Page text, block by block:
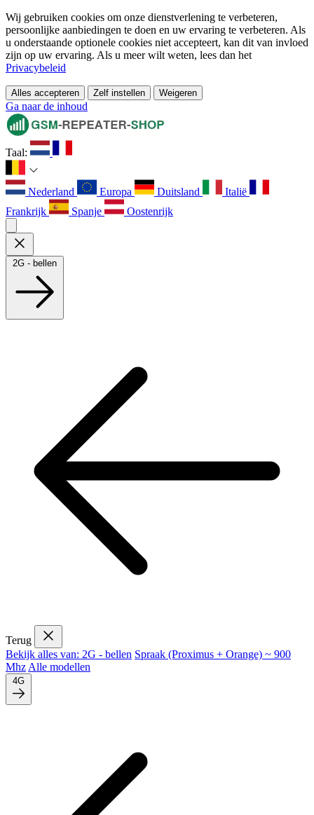
Wij gebruiken cookies om onze dienstverlening te verbeteren,
persoonlijke aanbiedingen te doen en uw ervaring te verbeteren. Als
u onderstaande optionele cookies niet accepteert, kan dit van invloed
zijn op uw ervaring. Als u meer wilt weten, lees dan het
Privacybeleid
Alles accepteren Zelf instellen Weigeren
Ga naar de inhoud
Taal:
Nederland Europa Duitsland
Italië
Frankrijk
Spanje Oostenrijk
2G - bellen
Terug
Bekijk alles van: 2G - bellen Spraak (Proximus + Orange) ~ 900
Mhz Alle modellen
4G